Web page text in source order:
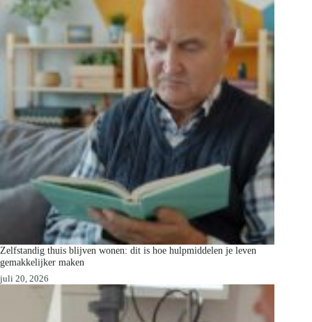
Zelfstandig thuis blijven wonen: dit is hoe hulpmiddelen je leven
gemakkelijker maken
juli 20, 2026